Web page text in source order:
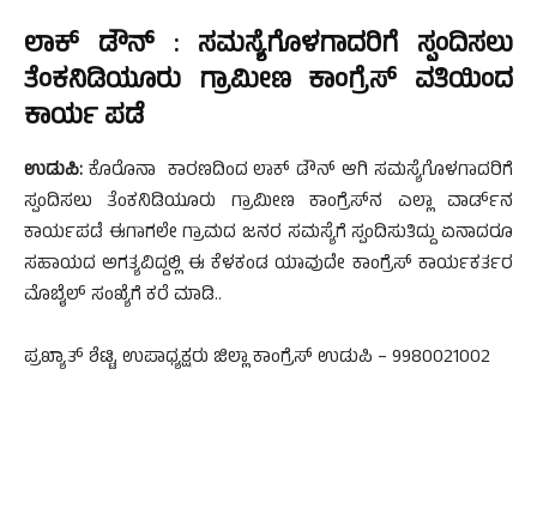
ಲಾಕ್ ಡೌನ್ : ಸಮಸ್ಯೆಗೊಳಗಾದರಿಗೆ ಸ್ಪಂದಿಸಲು
ತೆಂಕನಿಡಿಯೂರು ಗ್ರಾಮೀಣ ಕಾಂಗ್ರೆಸ್‌ ವತಿಯಿಂದ
ಕಾರ್ಯ ಪಡೆ
ಉಡುಪಿ: ಕೊರೊನಾ ಕಾರಣದಿಂದ ಲಾಕ್ ಡೌನ್ ಆಗಿ ಸಮಸ್ಯೆಗೊಳಗಾದರಿಗೆ
ಸ್ಪಂದಿಸಲು ತೆಂಕನಿಡಿಯೂರು ಗ್ರಾಮೀಣ ಕಾಂಗ್ರೆಸ್‌ನ ಎಲ್ಲಾ ವಾಡ್೯ನ
ಕಾರ್ಯಪಡೆ ಈಗಾಗಲೇ ಗ್ರಾಮದ ಜನರ ಸಮಸ್ಯೆಗೆ ಸ್ಪಂದಿಸುತಿದ್ದು ಏನಾದರೂ
ಸಹಾಯದ ಅಗತ್ಯವಿದ್ದಲ್ಲಿ ಈ ಕೆಳಕಂಡ ಯಾವುದೇ ಕಾಂಗ್ರೆಸ್ ಕಾರ್ಯಕರ್ತರ
ಮೊಬೈಲ್ ಸಂಖ್ಯೆಗೆ ಕರೆ ಮಾಡಿ..
ಪ್ರಖ್ಯಾತ್ ಶೆಟ್ಟಿ, ಉಪಾಧ್ಯಕ್ಷರು ಜಿಲ್ಲಾ ಕಾಂಗ್ರೆಸ್ ಉಡುಪಿ – 9980021002